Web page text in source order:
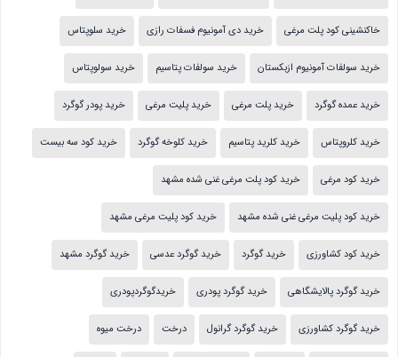
خاکنشینی کود پلت مرغی خرید دی آمونیوم فسفات رازی خرید سلوپتاس
خرید سولفات آمونیوم ازبکستان خرید سولفات پتاسیم خرید سولوپتاس
خرید عمده گوگرد خرید پلت مرغی خرید پلیت مرغی خرید پودر گوگرد
خرید کلروپتاس خرید کلرید پتاسیم خرید کلوخه گوگرد خرید کود سه بیست
خرید کود مرغی خرید کود پلت مرغی غنی شده مشهد
خرید کود پلیت مرغی غنی شده مشهد خرید کود پلیت مرغی مشهد
خرید کود کشاورزی خرید گوگرد خرید گوگرد عدسی خرید گوگرد مشهد
خرید گوگرد پالایشگاهی خرید گوگرد پودری خریدگوگردپودری
خرید گوگرد کشاورزی خرید گوگرد گرانول درخت درخت میوه